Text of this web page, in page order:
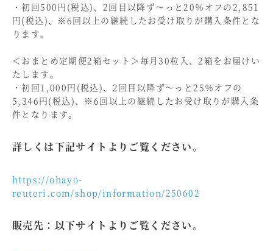
・初回500円(税込)、2回目以降ず～っと20％オフの2,851
円(税込)、※6回以上の継続したお受け取りが購入条件とな
ります。
＜おまとめ定期便2箱セット＞毎月30粒入、2箱をお届けい
たします。
・初回1,000円(税込)、2回目以降ず～っと25％オフの
5,346円(税込)、※6回以上の継続したお受け取りが購入条
件となります。
詳しくは下記サイトよりご覧ください。
https://ohayo-
reuteri.com/shop/information/250602
販売先：以下サイトよりご覧ください。